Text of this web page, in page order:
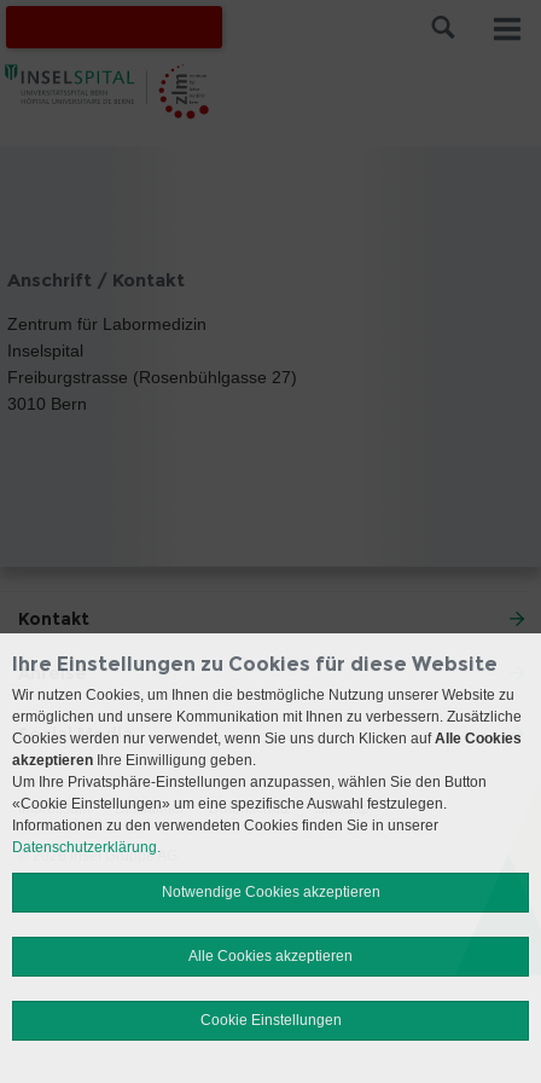
Anschrift / Kontakt
Zentrum für Labormedizin
Inselspital
Freiburgstrasse (Rosenbühlgasse 27)
3010 Bern
Kontakt
Anreise
Social Media
Impressum Disclaimer Datenschutz Sitemap
© 2026 Insel Gruppe AG
Ihre Einstellungen zu Cookies für diese Website
Wir nutzen Cookies, um Ihnen die bestmögliche Nutzung unserer Website zu
ermöglichen und unsere Kommunikation mit Ihnen zu verbessern. Zusätzliche
Cookies werden nur verwendet, wenn Sie uns durch Klicken aufAlle Cookies
akzeptieren Ihre Einwilligung geben.
Um Ihre Privatsphäre-Einstellungen anzupassen, wählen Sie den Button
«Cookie Einstellungen» um eine spezifische Auswahl festzulegen.
Informationen zu den verwendeten Cookies finden Sie in unserer
Datenschutzerklärung.
Notwendige Cookies akzeptieren
Alle Cookies akzeptieren
Cookie Einstellungen